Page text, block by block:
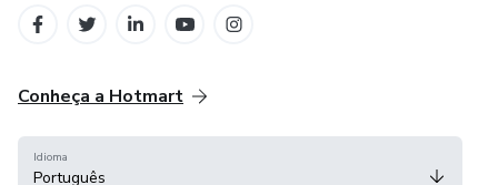
Conheça a Hotmart
Idioma
Português